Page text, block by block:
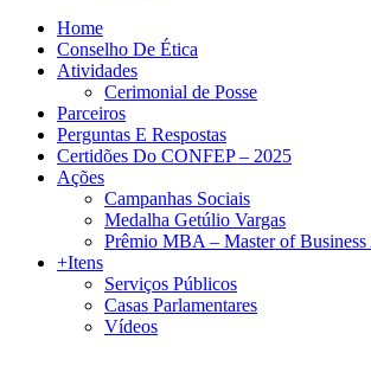
Home
Conselho De Ética
Atividades
Cerimonial de Posse
Parceiros
Perguntas E Respostas
Certidões Do CONFEP – 2025
Ações
Campanhas Sociais
Medalha Getúlio Vargas
Prêmio MBA – Master of
+Itens
Serviços Públicos
Casas Parlamentares
Vídeos